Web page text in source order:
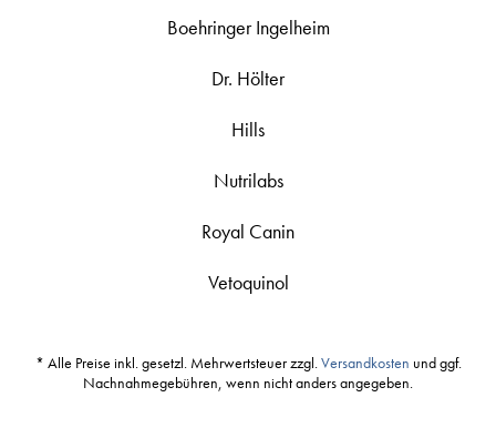
Boehringer Ingelheim
Dr. Hölter
Hills
Nutrilabs
Royal Canin
Vetoquinol
* Alle Preise inkl. gesetzl. Mehrwertsteuer zzgl.Versandkosten und ggf.
Nachnahmegebühren, wenn nicht anders angegeben.